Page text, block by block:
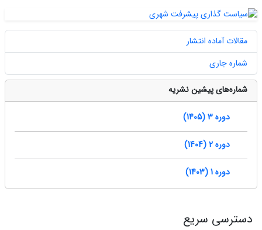
مقالات آماده انتشار
شماره جاری
شماره‌های پیشین نشریه
دوره 3 (1405)
دوره 2 (1404)
دوره 1 (1403)
دسترسی سریع